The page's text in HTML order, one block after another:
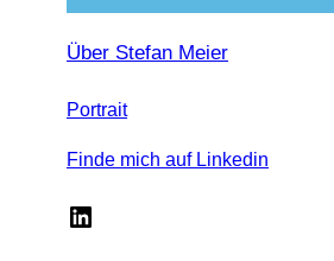
Über Stefan Meier
Portrait
Finde mich auf Linkedin
LinkedIn